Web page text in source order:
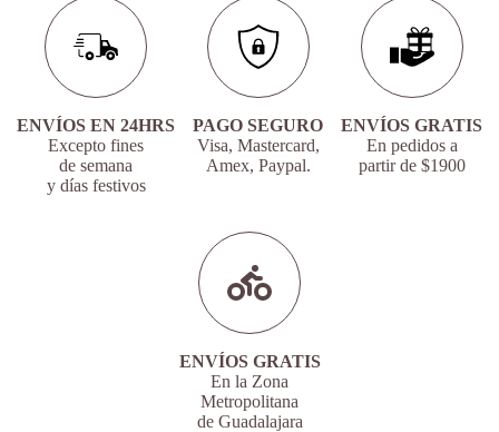
ENVÍOS EN 24HRS
Excepto fines
de semana
y días festivos
PAGO SEGURO
Visa, Mastercard,
Amex, Paypal.
ENVÍOS GRATIS
En pedidos a
partir de $1900
ENVÍOS GRATIS
En la Zona
Metropolitana
de Guadalajara